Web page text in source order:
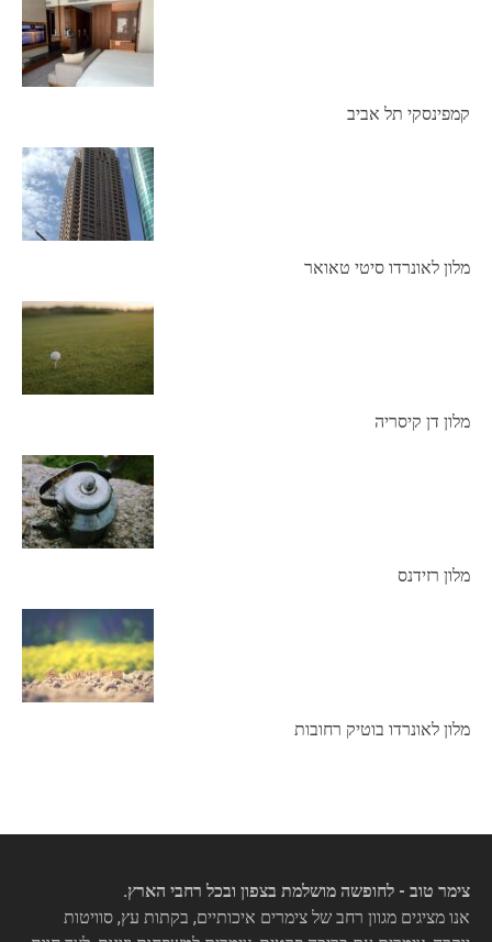
קמפינסקי תל אביב
מלון לאונרדו סיטי טאואר
מלון דן קיסריה
מלון רזידנס
מלון לאונרדו בוטיק רחובות
צימר טוב - לחופשה מושלמת בצפון ובכל רחבי הארץ.
אנו מציגים מגוון רחב של צימרים איכותיים, בקתות עץ, סוויטות